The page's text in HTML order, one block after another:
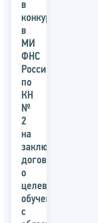
в
конкурсе
в
МИ
ФНС
России
по
КН
№
2
на
заключение
договора
о
целевом
обучении
с